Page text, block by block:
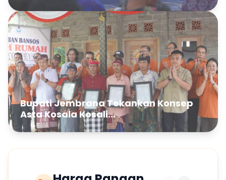
Bupati Jembrana Tekankan Konsep
Asta Kosala Kosali...